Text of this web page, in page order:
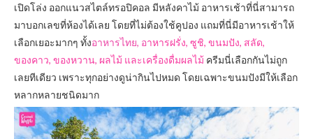
เปิดโล่ง ออกแนวสไตล์ทรอปิคอล มีหลังคาไม้ อาหารเช้าที่นี่สามารถ
มาบอกเลขที่ห้องได้เลย โดยที่ไม่ต้องใช้คูปอง แถมที่นี่มีอาหารเช้าให้
เลือกเยอะมากๆ ทั้งอาหารไทย, อาหารฝรั่ง, ซูชิ, ขนมปัง, สลัด,
ของคาว, ของหวาน, ผลไม้ และเครื่องดื่มผลไม้ ครีมนี่เลือกกันไม่ถูก
เลยทีเดียว เพราะทุกอย่างดูน่ากินไปหมด โดยเฉพาะขนมปังมีให้เลือก
หลากหลายชนิดมาก